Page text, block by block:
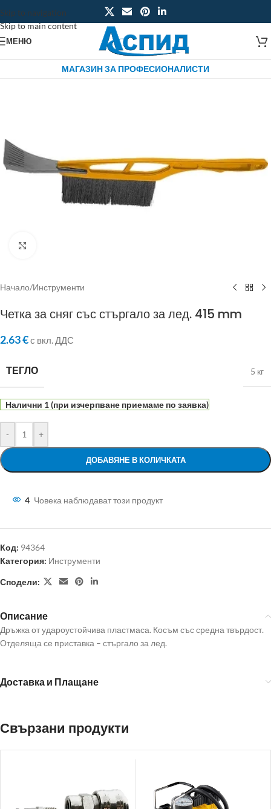
Skip to navigation
Skip to main content
МЕНЮ
МАГАЗИН ЗА ПРОФЕСИОНАЛИСТИ
Начало/Инструменти
Четка за сняг със стъргало за лед. 415 mm
2.63€с вкл. ДДС
ТЕГЛО 5 кг
Налични 1 (при изчерпване приемаме по заявка)
- +
ДОБАВЯНЕ В КОЛИЧКАТА
4 Човека наблюдават този продукт
Код: 94364
Категория: Инструменти
Сподели:
Описание
Дръжка от удароустойчива пластмаса. Косъм със средна твърдост.
Отделяща се приставка – стъргало за лед.
Доставка и Плащане
Свързани продукти